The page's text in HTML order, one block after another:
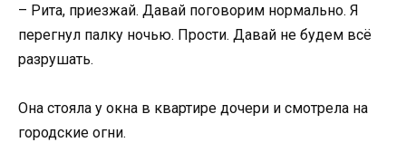
– Рита, приезжай. Давай поговорим нормально. Я
перегнул палку ночью. Прости. Давай не будем всё
разрушать.
Она стояла у окна в квартире дочери и смотрела на
городские огни.